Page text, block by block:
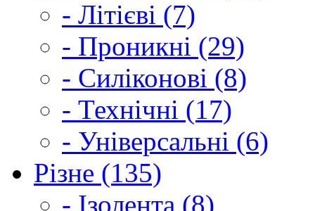
- Літієві (7)
- Проникні (29)
- Силіконові (8)
- Технічні (17)
- Універсальні (6)
Різне (135)
- Ізолента (8)